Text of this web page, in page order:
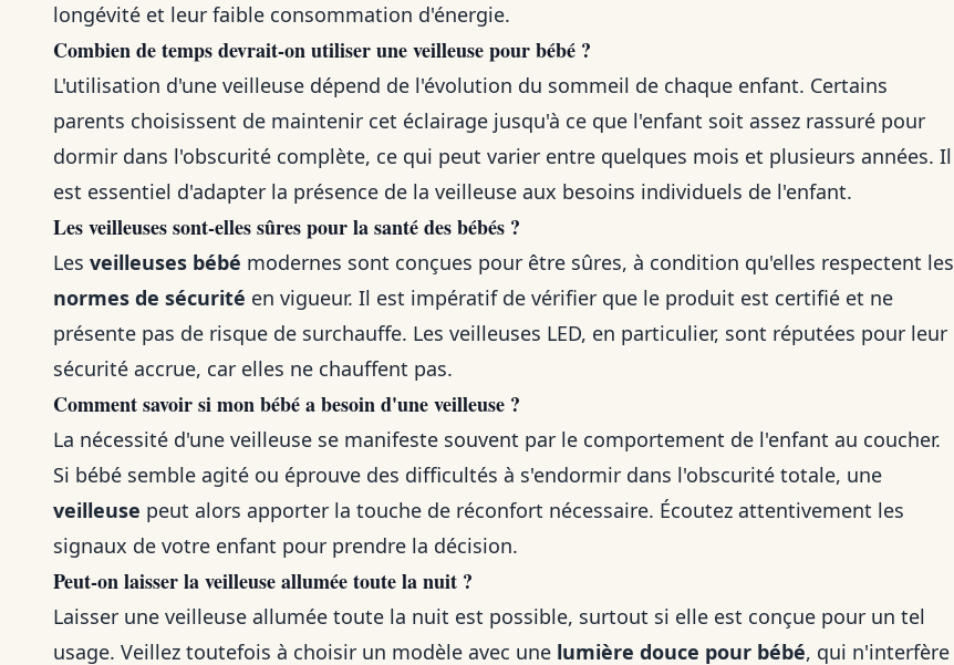
longévité et leur faible consommation d'énergie.
Combien de temps devrait-on utiliser une veilleuse pour bébé ?
L'utilisation d'une veilleuse dépend de l'évolution du sommeil de chaque enfant. Certains
parents choisissent de maintenir cet éclairage jusqu'à ce que l'enfant soit assez rassuré pour
dormir dans l'obscurité complète, ce qui peut varier entre quelques mois et plusieurs années. Il
est essentiel d'adapter la présence de la veilleuse aux besoins individuels de l'enfant.
Les veilleuses sont-elles sûres pour la santé des bébés ?
Les veilleuses bébé modernes sont conçues pour être sûres, à condition qu'elles respectent les
normes de sécurité en vigueur. Il est impératif de vérifier que le produit est certifié et ne
présente pas de risque de surchauffe. Les veilleuses LED, en particulier, sont réputées pour leur
sécurité accrue, car elles ne chauffent pas.
Comment savoir si mon bébé a besoin d'une veilleuse ?
La nécessité d'une veilleuse se manifeste souvent par le comportement de l'enfant au coucher.
Si bébé semble agité ou éprouve des difficultés à s'endormir dans l'obscurité totale, une
veilleuse peut alors apporter la touche de réconfort nécessaire. Écoutez attentivement les
signaux de votre enfant pour prendre la décision.
Peut-on laisser la veilleuse allumée toute la nuit ?
Laisser une veilleuse allumée toute la nuit est possible, surtout si elle est conçue pour un tel
usage. Veillez toutefois à choisir un modèle avec une lumière douce pour bébé, qui n'interfère